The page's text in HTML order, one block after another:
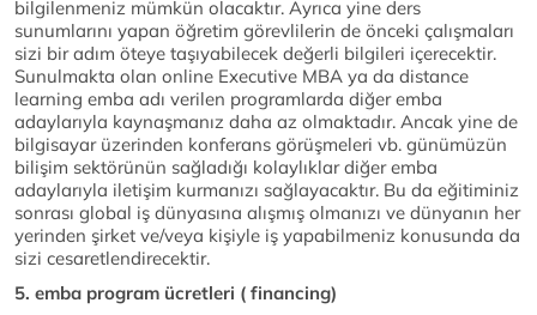
bilgilenmeniz mümkün olacaktır. Ayrıca yine ders
sunumlarını yapan öğretim görevlilerin de önceki çalışmaları
sizi bir adım öteye taşıyabilecek değerli bilgileri içerecektir.
Sunulmakta olan online Executive MBA ya da distance
learning emba adı verilen programlarda diğer emba
adaylarıyla kaynaşmanız daha az olmaktadır. Ancak yine de
bilgisayar üzerinden konferans görüşmeleri vb. günümüzün
bilişim sektörünün sağladığı kolaylıklar diğer emba
adaylarıyla iletişim kurmanızı sağlayacaktır. Bu da eğitiminiz
sonrası global iş dünyasına alışmış olmanızı ve dünyanın her
yerinden şirket ve/veya kişiyle iş yapabilmeniz konusunda da
sizi cesaretlendirecektir.
5. emba program ücretleri ( financing)